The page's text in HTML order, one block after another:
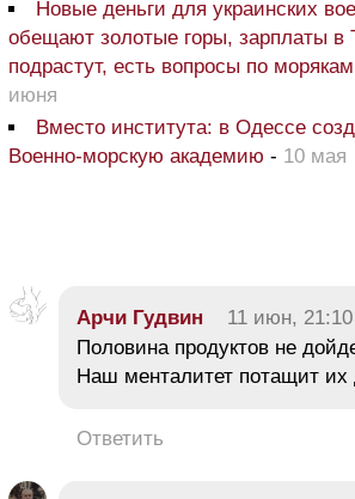
Новые деньги для украинских
обещают золотые горы, зарплаты в
подрастут, есть вопросы по
июня
Вместо института: в Одессе
Военно-морскую академию - 10 мая
Арчи Гудвин 11 июн, 21:10
Половина продуктов не
Наш менталитет потащит их
Ответить